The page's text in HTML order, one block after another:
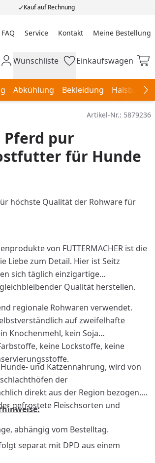
Kauf auf Rechnung
FAQ Service Kontakt Meine Bestellung
Meine Bestellung
Wunschliste
Wunschliste Einkaufswagen
Einkaufswagen
Abkühlung Bekleidung
Artikel-Nr.: 5879236
pur
für Hunde
höchste Qualität der Rohware für
von FUTTERMACHER ist die
Liebe zum Detail. Hier ist Seitz
sich täglich einzigartige
Qualität herstellen.
regionale Rohwaren verwendet.
auf zweifelhafte
Knochenmehl, kein Soja
keine Lockstoffe, keine
und Katzennahrung, wird von
der
direkt aus der Region bezogen.
gefrostete Fleischsorten und
abhängig vom Bestelltag.
separat mit DPD aus einem